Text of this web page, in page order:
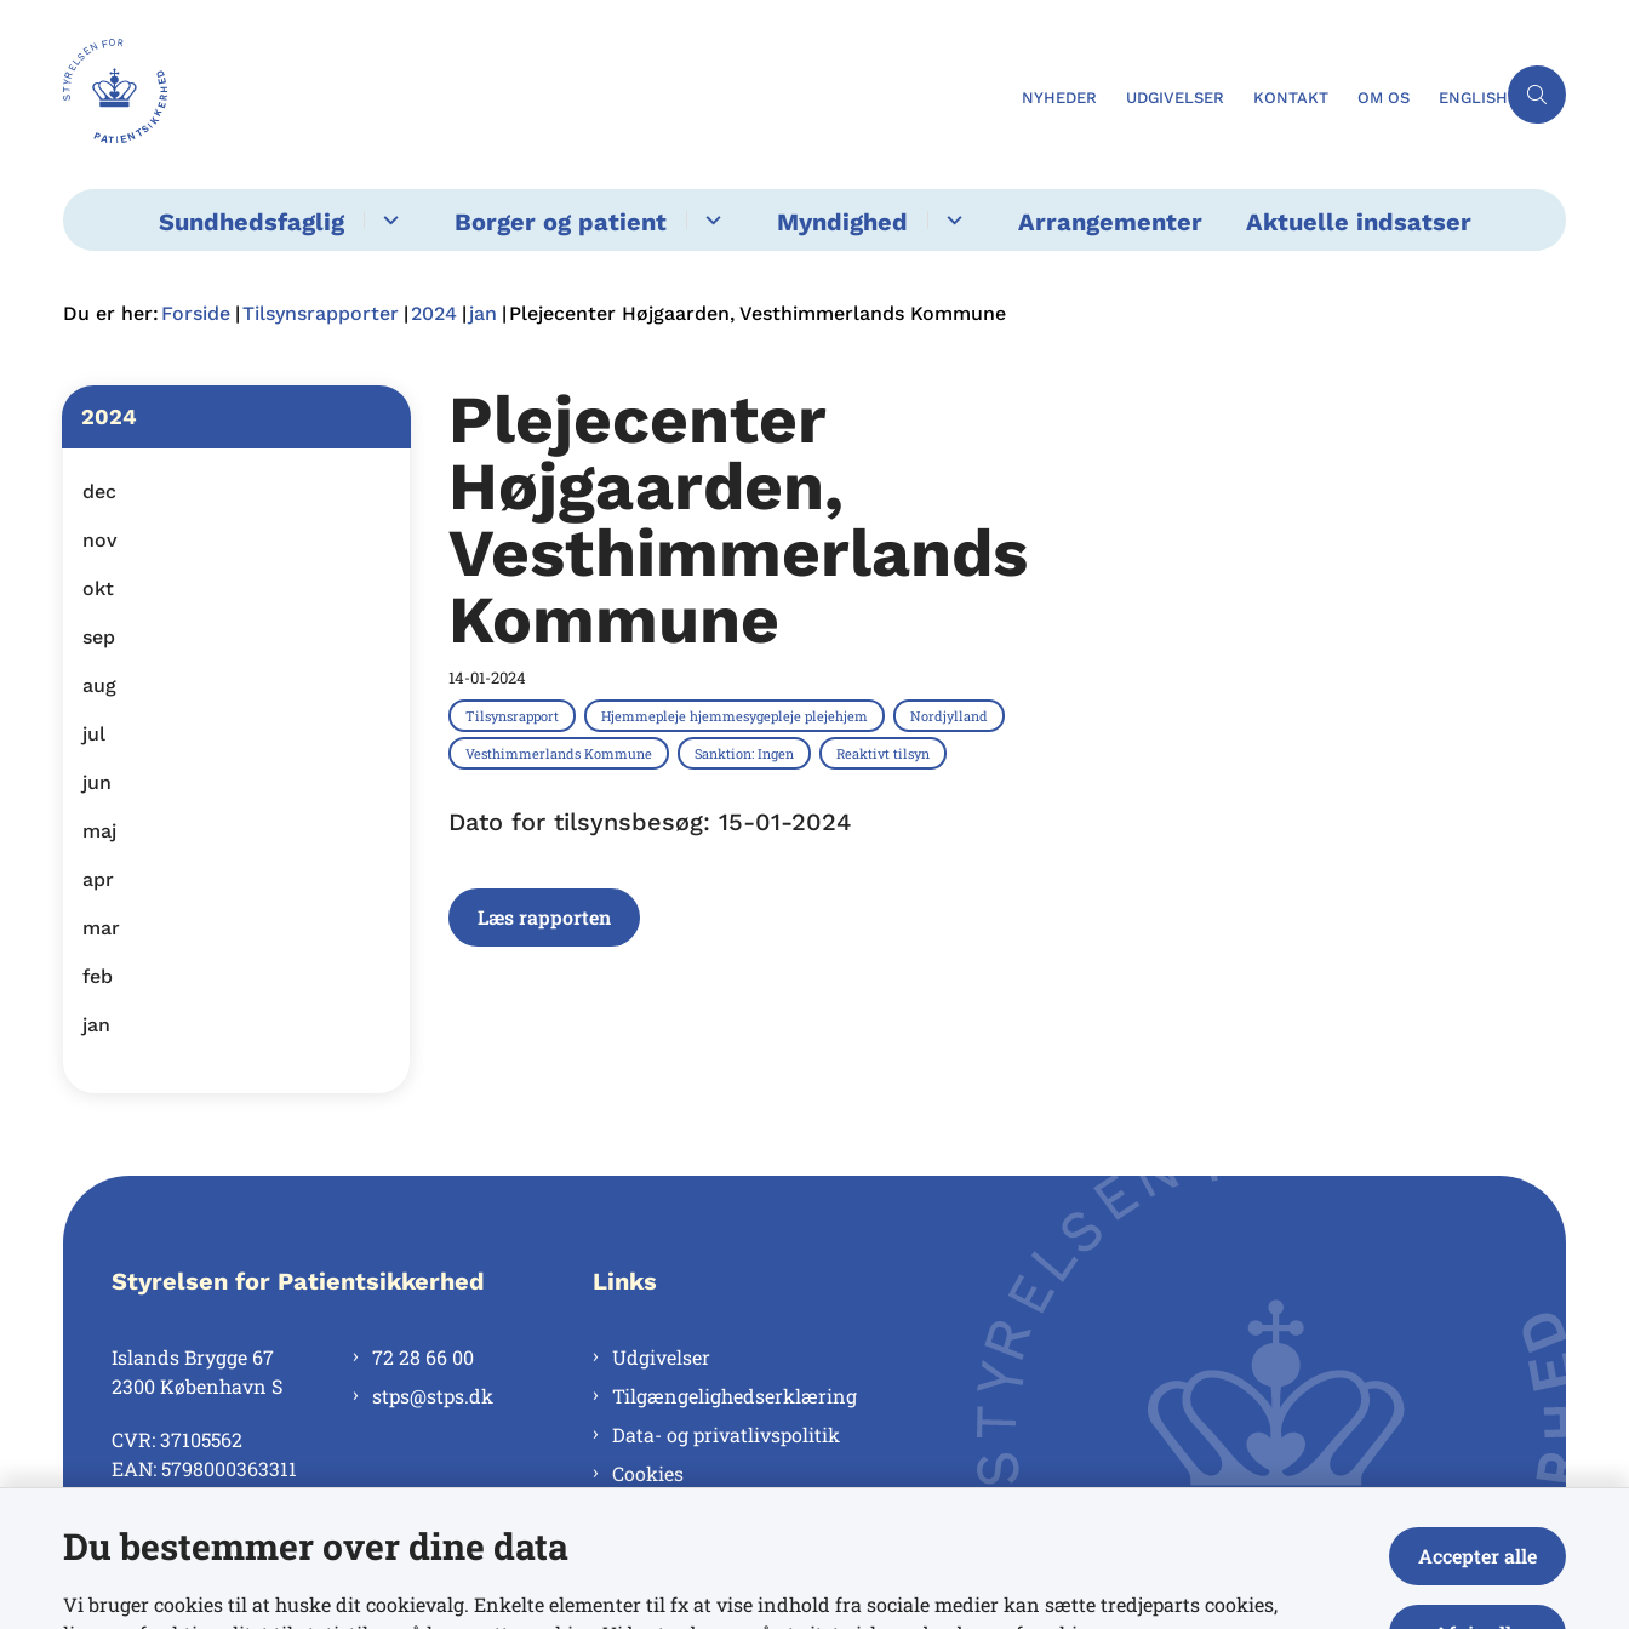
NYHEDER UDGIVELSER KONTAKT OM OS ENGLISH
Sundhedsfaglig Borger og patient Myndighed Arrangementer Aktuelle indsatser
Du er her: Forside Tilsynsrapporter 2024 jan Plejecenter Højgaarden, Vesthimmerlands Kommune
2024
dec
nov
okt
sep
aug
jul
jun
maj
apr
mar
feb
jan
Plejecenter
Højgaarden,
Vesthimmerlands
Kommune
14-01-2024
Tilsynsrapport Hjemmepleje hjemmesygepleje plejehjem Nordjylland
Vesthimmerlands Kommune Sanktion: Ingen Reaktivt tilsyn
Dato for tilsynsbesøg: 15-01-2024
Læs rapporten
Styrelsen for Patientsikkerhed
Islands Brygge 67
2300 København S
CVR: 37105562
EAN: 5798000363311
72 28 66 00
stps@stps.dk
Se alle kontaktnumre
Links
Udgivelser
Tilgængelighedserklæring
Data- og privatlivspolitik
Cookies
Du bestemmer over dine data
Vi bruger cookies til at huske dit cookievalg. Enkelte elementer til fx at vise indhold fra sociale medier kan sætte tredjeparts cookies,
Accepter alle